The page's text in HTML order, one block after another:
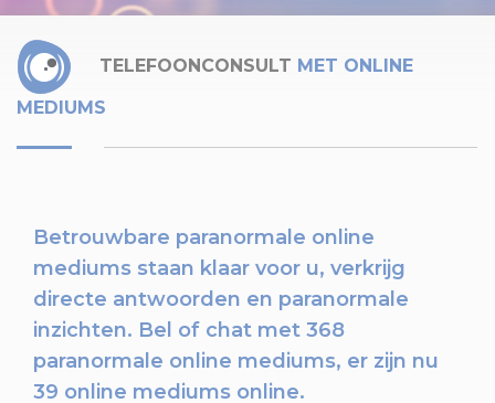
TELEFOONCONSULT MET ONLINE
MEDIUMS
Betrouwbare paranormale online
mediums staan klaar voor u, verkrijg
directe antwoorden en paranormale
inzichten. Bel of chat met 368
paranormale online mediums, er zijn nu
39 online mediums online.